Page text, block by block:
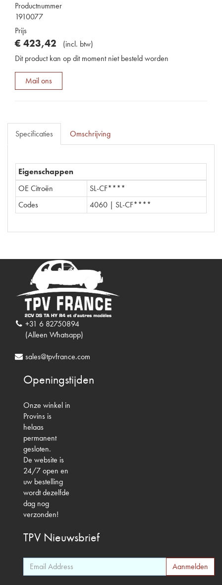
Productnummer
1910077
Prijs
€ 423,42 (incl. btw)
Dit product kan op dit moment niet besteld worden
Mail ons
Specificaties Omschrijving
Eigenschappen
OE Citroën
SL-CF****
Codes
4060 | SL-CF****
+31 6 82750894
(Alleen Whatsapp)
sales@tpvfrance.com
Openingstijden
Onze winkel in
Provins is
helaas
permanent
gesloten.
De website is
24/7 open en
uw bestelling
wordt dezelfde
dag nog
verzonden!
TPV Nieuwsbrief